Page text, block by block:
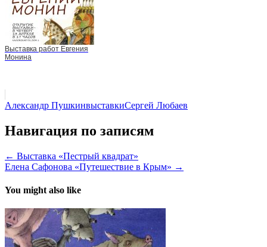
Выставка работ Евгения
Монина
Александр ПушкинвыставкиСергей Любаев
Навигация по записям
← Выставка «Пестрый квадрат»
Елена Сафонова «Путешествие в Крым» →
You might also like